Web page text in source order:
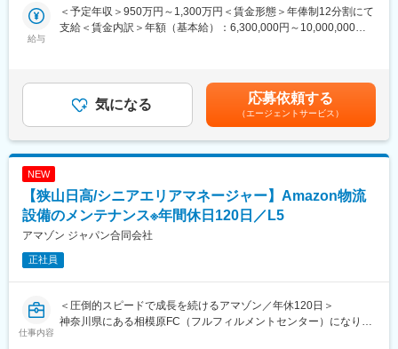
変更の範囲：会社の定める業務
■担当業務：施設内の設備保全とマネジメント業務を行っていただ
きます。
活動
３．改善のための設備メーカーとの折衝、作業や工事の監督
４．RMEシニアテクニシャンへの教育やトレーニング
だきます。
■施設内の設備事例
・マテハン設備（一般的な搬送ローラーコンベア）
ラベルを貼り付けする設備）
給与
＜予定年収＞950万円～1,300万円＜賃金形態＞年俸制12分割にて
支給＜賃金内訳＞年額（基本給）：6,300,000円～10,000,000円
無＞有＜残業手当＞有＜給与補足＞※基本給のほか、RSU（譲渡
制限付き株式）、サインオンボーナスを含めた年収をこちらに記
載しています。※能力、資格、経歴、経験等を考慮し、面接後に最
終決定します。■年収について：年俸制■評価について：年1回の
業務評価による査定有り賃金はあくまでも目安の金額であり、選
めた表記です。
気になる 応募依頼する
（エージェントサービス）
NEW
【狭山日高/シニアエリアマネージャー】Amazon物流
設備のメンテナンス※年間休日120日／L5
アマゾン ジャパン合同会社
正社員
仕事内容
＜圧倒的スピードで成長を続けるアマゾン／年休120日＞
神奈川県にある相模原FC（フルフィルメントセンター）になりま